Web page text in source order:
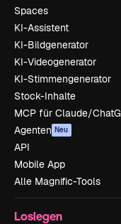
Spaces
KI-Assistent
KI-Bildgenerator
KI-Videogenerator
KI-Stimmengenerator
Stock-Inhalte
MCP für Claude/
Agenten Neu
API
Mobile App
Alle Magnific-Tools
Loslegen